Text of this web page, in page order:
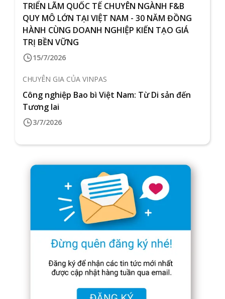
TRIỂN LÃM QUỐC TẾ CHUYÊN NGÀNH F&B
QUY MÔ LỚN TẠI VIỆT NAM - 30 NĂM ĐỒNG
HÀNH CÙNG DOANH NGHIỆP KIẾN TẠO GIÁ
TRỊ BỀN VỮNG
15/7/2026
CHUYÊN GIA CỦA VINPAS
Công nghiệp Bao bì Việt Nam: Từ Di sản đến
Tương lai
3/7/2026